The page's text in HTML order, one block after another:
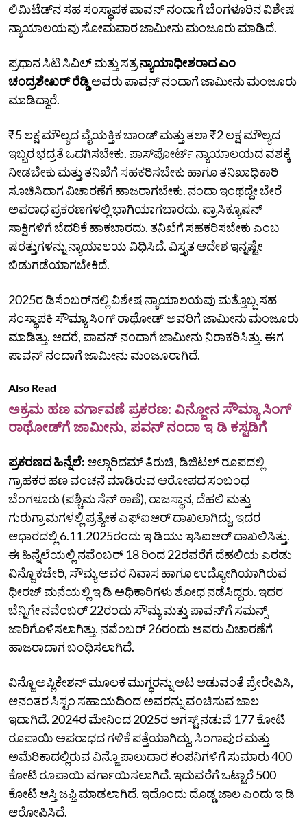
ಲಿಮಿಟೆಡ್‌ನ ಸಹ ಸಂಸ್ಥಾಪಕ ಪಾವನ್‌ ನಂದಾಗೆ ಬೆಂಗಳೂರಿನ ವಿಶೇಷ
ನ್ಯಾಯಾಲಯವು ಸೋಮವಾರ ಜಾಮೀನು ಮಂಜೂರು ಮಾಡಿದೆ.
ಪ್ರಧಾನ ಸಿಟಿ ಸಿವಿಲ್‌ ಮತ್ತು ಸತ್ರನ್ಯಾಯಾಧೀಶರಾದ ಎಂ
ಚಂದ್ರಶೇಖರ್‌ ರೆಡ್ಡಿಅವರು ಪಾವನ್‌ ನಂದಾಗೆ ಜಾಮೀನು ಮಂಜೂರು
ಮಾಡಿದ್ದಾರೆ.
₹5 ಲಕ್ಷ ಮೌಲ್ಯದ ವೈಯಕ್ತಿಕ ಬಾಂಡ್‌ ಮತ್ತು ತಲಾ ₹2 ಲಕ್ಷ ಮೌಲ್ಯದ
ಇಬ್ಬರ ಭದ್ರತೆ ಒದಗಿಸಬೇಕು. ಪಾಸ್‌ಪೋರ್ಟ್‌ ನ್ಯಾಯಾಲಯದ ವಶಕ್ಕೆ
ನೀಡಬೇಕು ಮತ್ತು ತನಿಖೆಗೆ ಸಹಕರಿಸಬೇಕು ಹಾಗೂ ತನಿಖಾಧಿಕಾರಿ
ಸೂಚಿಸಿದಾಗ ವಿಚಾರಣೆಗೆ ಹಾಜರಾಗಬೇಕು. ನಂದಾ ಇಂಥದ್ದೇ ಬೇರೆ
ಅಪರಾಧ ಪ್ರಕರಣಗಳಲ್ಲಿ ಭಾಗಿಯಾಗಬಾರದು. ಪ್ರಾಸಿಕ್ಯೂಷನ್‌
ಸಾಕ್ಷಿಗಳಿಗೆ ಬೆದರಿಕೆ ಹಾಕಬಾರದು. ತನಿಖೆಗೆ ಸಹಕರಿಸಬೇಕು ಎಂಬ
ಷರತ್ತುಗಳನ್ನು ನ್ಯಾಯಾಲಯ ವಿಧಿಸಿದೆ. ವಿಸ್ತೃತ ಆದೇಶ ಇನ್ನಷ್ಟೇ
ಬಿಡುಗಡೆಯಾಗಬೇಕಿದೆ.
2025ರ ಡಿಸೆಂಬರ್‌ನಲ್ಲಿ ವಿಶೇಷ ನ್ಯಾಯಾಲಯವು ಮತ್ತೊಬ್ಬ ಸಹ
ಸಂಸ್ಥಾಪಕಿ ಸೌಮ್ಯಾ ಸಿಂಗ್‌ ರಾಥೋಡ್‌ ಅವರಿಗೆ ಜಾಮೀನು ಮಂಜೂರು
ಮಾಡಿತ್ತು. ಆದರೆ, ಪಾವನ್‌ ನಂದಾಗೆ ಜಾಮೀನು ನಿರಾಕರಿಸಿತ್ತು. ಈಗ
ಪಾವನ್‌ ನಂದಾಗೆ ಜಾಮೀನು ಮಂಜೂರಾಗಿದೆ.
Also Read
ಅಕ್ರಮ ಹಣ ವರ್ಗಾವಣೆ ಪ್ರಕರಣ: ವಿನ್ಜೋನ ಸೌಮ್ಯಾ ಸಿಂಗ್‌
ರಾಥೋಡ್‌ಗೆ ಜಾಮೀನು, ಪವನ್‌ ನಂದಾ ಇ ಡಿ ಕಸ್ಟಡಿಗೆ
ಪ್ರಕರಣದ ಹಿನ್ನೆಲೆ: ಆಲ್ಗಾರಿದಮ್‌ ತಿರುಚಿ, ಡಿಜಿಟಲ್‌ ರೂಪದಲ್ಲಿ
ಗ್ರಾಹಕರ ಹಣ ವಂಚನೆ ಮಾಡಿರುವ ಆರೋಪದ ಸಂಬಂಧ
ಬೆಂಗಳೂರು (ಪಶ್ಚಿಮ ಸೆನ್‌ ಠಾಣೆ), ರಾಜಸ್ಥಾನ, ದೆಹಲಿ ಮತ್ತು
ಗುರುಗ್ರಾಮಗಳಲ್ಲಿ ಪ್ರತ್ಯೇಕ ಎಫ್‌ಐಆರ್‌ ದಾಖಲಾಗಿದ್ದು, ಇದರ
ಆಧಾರದಲ್ಲಿ 6.11.2025ರಂದು ಇ ಡಿಯು ಇಸಿಐಆರ್‌ ದಾಖಲಿಸಿತ್ತು.
ಈ ಹಿನ್ನೆಲೆಯಲ್ಲಿ ನವೆಂಬರ್‌ 18 ರಿಂದ 22ರವರೆಗೆ ದೆಹಲಿಯ ಎರಡು
ವಿನ್ಜೊ ಕಚೇರಿ, ಸೌಮ್ಯ ಅವರ ನಿವಾಸ ಹಾಗೂ ಉದ್ಯೋಗಿಯಾಗಿರುವ
ಧೀರಜ್‌ ಮನೆಯಲ್ಲಿ ಇ ಡಿ ಅಧಿಕಾರಿಗಳು ಶೋಧ ನಡೆಸಿದ್ದರು. ಇದರ
ಬೆನ್ನಿಗೇ ನವೆಂಬರ್‌ 22ರಂದು ಸೌಮ್ಯ ಮತ್ತು ಪಾವನ್‌ಗೆ ಸಮನ್ಸ್‌
ಜಾರಿಗೊಳಿಸಲಾಗಿತ್ತು. ನವೆಂಬರ್‌ 26ರಂದು ಅವರು ವಿಚಾರಣೆಗೆ
ಹಾಜರಾದಾಗ ಬಂಧಿಸಲಾಗಿದೆ.
ವಿನ್ಜೊ ಅಪ್ಲಿಕೇಶನ್‌ ಮೂಲಕ ಮುಗ್ಧರನ್ನು ಆಟ ಆಡುವಂತೆ ಪ್ರೇರೇಪಿಸಿ,
ಆನಂತರ ಸಿಸ್ಟಂ ಸಹಾಯದಿಂದ ಅವರನ್ನು ವಂಚಿಸುವ ಜಾಲ
ಇದಾಗಿದೆ. 2024ರ ಮೇನಿಂದ 2025ರ ಆಗಸ್ಟ್‌ ನಡುವೆ 177 ಕೋಟಿ
ರೂಪಾಯಿ ಅಪರಾಧದ ಗಳಿಕೆ ಪತ್ತೆಯಾಗಿದ್ದು, ಸಿಂಗಾಪುರ ಮತ್ತು
ಅಮೆರಿಕಾದಲ್ಲಿರುವ ವಿನ್ಜೊ ಪಾಲುದಾರ ಕಂಪನಿಗಳಿಗೆ ಸುಮಾರು 400
ಕೋಟಿ ರೂಪಾಯಿ ವರ್ಗಾಯಿಸಲಾಗಿದೆ. ಇದುವರೆಗೆ ಒಟ್ಟಾರೆ 500
ಕೋಟಿ ಆಸ್ತಿ ಜಫ್ತಿ ಮಾಡಲಾಗಿದೆ. ಇದೊಂದು ದೊಡ್ಡ ಜಾಲ ಎಂದು ಇ ಡಿ
ಆರೋಪಿಸಿದೆ.